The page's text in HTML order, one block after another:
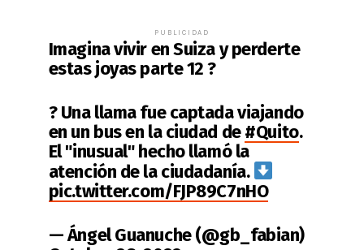
PUBLICIDAD
Imagina vivir en Suiza y perderte
estas joyas parte 12 ?
? Una llama fue captada viajando
en un bus en la ciudad de#Quito.
El "inusual" hecho llamó la
atención de la ciudadanía.
pic.twitter.com/FJP89C7nHO
— Ángel Guanuche (@gb_fabian)